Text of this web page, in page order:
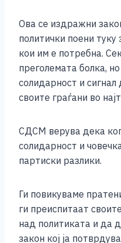
Ова се издражни
политички поени
кои им е потребна.
преголемата болка,
солидарност и
своите граѓани во
СДСМ верува дека
солидарност и
партиски разлики.
Ги повикуваме
ги преиспитаат
над политиката и да
закон кој ја